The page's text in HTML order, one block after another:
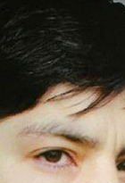
bis der junge
Tür steht, der sie
dem Fall der
Bundesrepublik
Nazi-Regimes zu
Kinder ein
war...